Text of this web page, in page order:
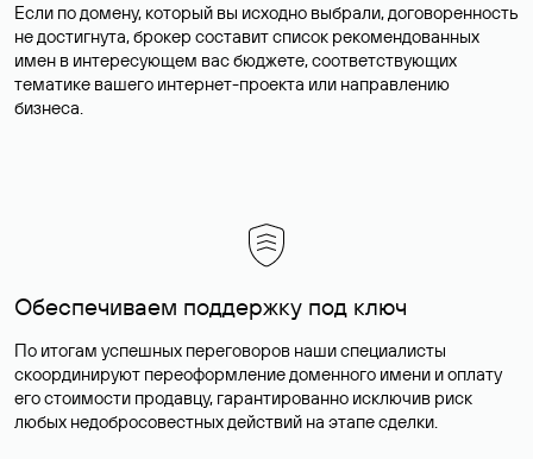
Если по домену, который вы исходно выбрали, договоренность
не достигнута, брокер составит список рекомендованных
имен в интересующем вас бюджете, соответствующих
тематике вашего интернет-проекта или направлению
бизнеса.
Обеспечиваем поддержку под ключ
По итогам успешных переговоров наши специалисты
скоординируют переоформление доменного имени и оплату
его стоимости продавцу, гарантированно исключив риск
любых недобросовестных действий на этапе сделки.